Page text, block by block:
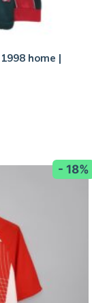
home |
- 18%